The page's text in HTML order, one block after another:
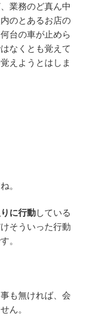
業務のど真ん中
のとあるお店の
台の車が止めら
なくとも覚えて
えようとはしま
。
に行動している
そういった行動
。
も無ければ、会
ん。